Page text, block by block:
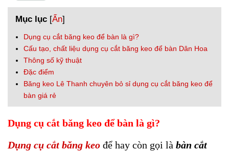
Mục lục [Ẩn]
Dụng cụ cắt băng keo để bàn là gì?
Cấu tạo, chất liệu dụng cụ cắt băng keo để bàn Dân Hoa
Thông số kỹ thuật
Đặc điểm
Băng keo Lê Thanh chuyên bỏ sỉ dụng cụ cắt băng keo để
bàn giá rẻ
Dụng cụ cắt băng keo để bàn là gì?
Dụng cụ cắt băng keo để hay còn gọi là bàn cắt